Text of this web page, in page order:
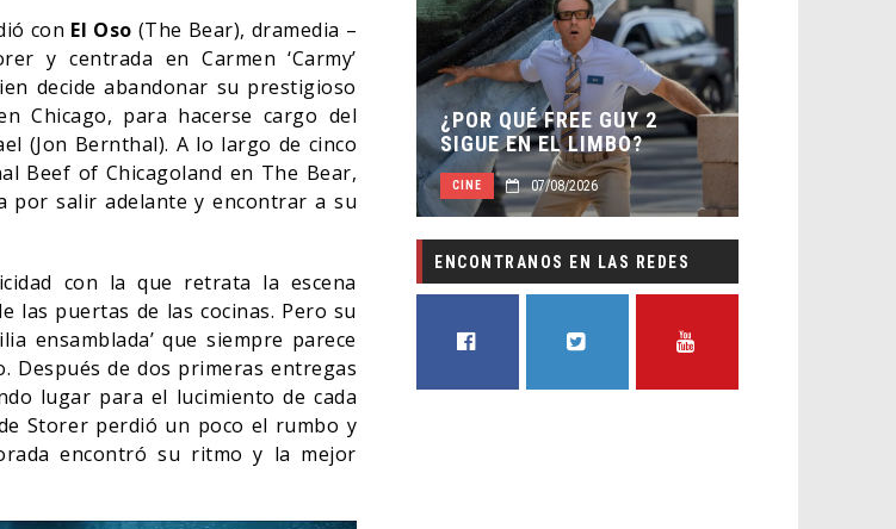
con El Oso (The Bear), dramedia –
y centrada en Carmen ‘Carmy’
decide abandonar su prestigioso
Chicago, para hacerse cargo del
(Jon Bernthal). A lo largo de cinco
Beef of Chicagoland en The Bear,
por salir adelante y encontrar a su
con la que retrata la escena
las puertas de las cocinas. Pero su
ensamblada’ que siempre parece
Después de dos primeras entregas
lugar para el lucimiento de cada
Storer perdió un poco el rumbo y
encontró su ritmo y la mejor
DEL DEMONIO:
NOSOTROS –
06/08/2026
¿POR QUÉ FREE GUY 2
SIGUE EN EL LIMBO?
07/08/2026
SECUELA DE JURASSIC
WORLD REBIRTH PIERDE
DIRECTOR
CINE 07/08/2026
ENCONTRANOS EN LAS REDES